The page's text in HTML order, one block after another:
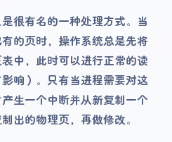
很有名的一种处理方式。当
的页时，操作系统总是先将
中，此时可以进行正常的读
响）。只有当进程需要对这
生一个中断并从新复制一个
出的物理页，再做修改。